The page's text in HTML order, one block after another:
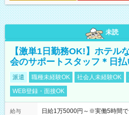
未読
【激単1日勤務OK!】ホテル
会のサポートスタッフ＊日
派遣 職種未経験OK 社会人未経験OK
WEB登録・面接OK
給与
日給1万5000円～※実働5時間